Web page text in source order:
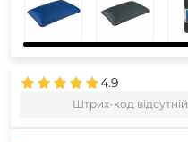
4.9
Штрих-код відсутній